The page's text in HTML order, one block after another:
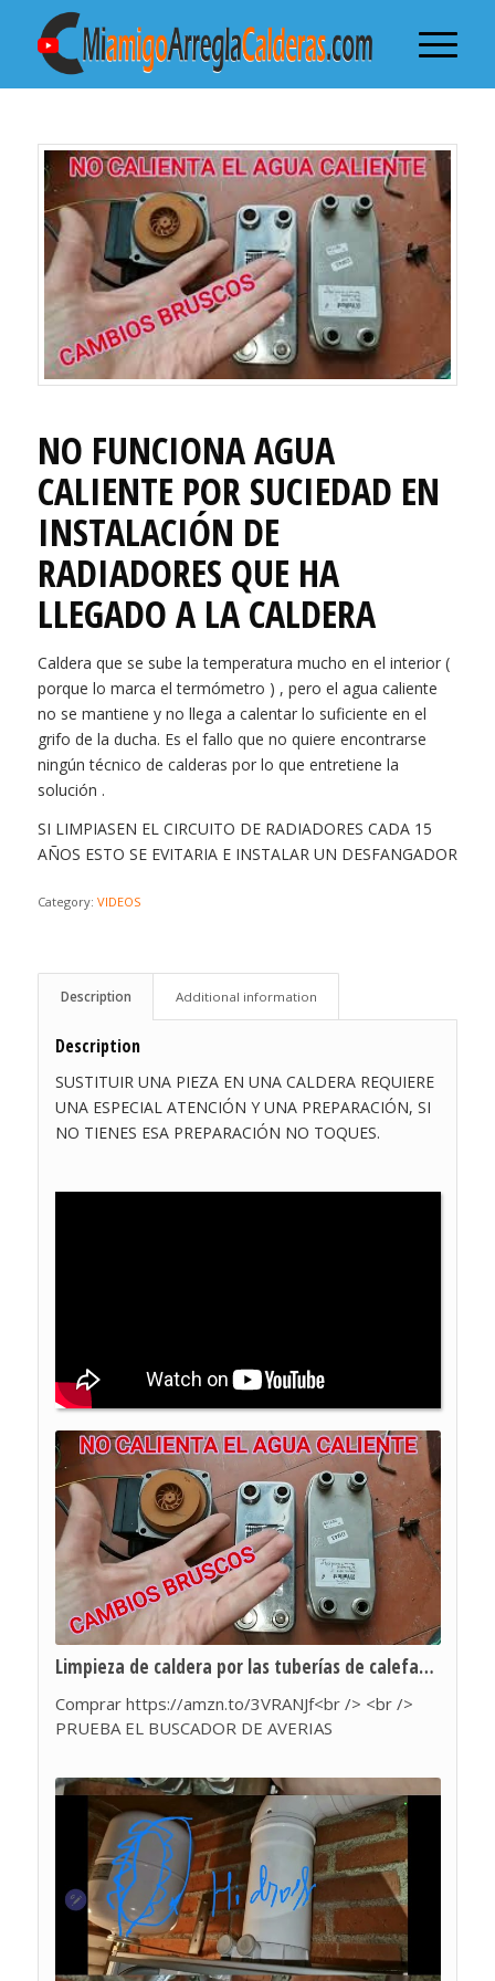
NO FUNCIONA AGUA
CALIENTE POR SUCIEDAD EN
INSTALACIÓN DE
RADIADORES QUE HA
LLEGADO A LA CALDERA
Caldera que se sube la temperatura mucho en el interior (
porque lo marca el termómetro ) , pero el agua caliente
no se mantiene y no llega a calentar lo suficiente en el
grifo de la ducha. Es el fallo que no quiere encontrarse
ningún técnico de calderas por lo que entretiene la
solución .
SI LIMPIASEN EL CIRCUITO DE RADIADORES CADA 15
AÑOS ESTO SE EVITARIA E INSTALAR UN DESFANGADOR
Category: VIDEOS
Description Additional information
Description
SUSTITUIR UNA PIEZA EN UNA CALDERA REQUIERE
UNA ESPECIAL ATENCIÓN Y UNA PREPARACIÓN, SI
NO TIENES ESA PREPARACIÓN NO TOQUES.
Limpieza de caldera por las tuberías de calefacción interior de radiadores , suciedad genera averia
Comprar https://amzn.to/3VRANJf<br /> <br />
PRUEBA EL BUSCADOR DE AVERIAS
/<br /> <br /> Caldera que se sube la temperatura
mucho en el interior ( porque lo marca el
termómetro ) , pero el agua caliente no se
mantiene y no llega a calentar lo suficiente en el
grifo de la ducha. <br /> Es el fallo que no quiere
encontrarse ningún técnico de calderas por lo que
entretiene la solución .<br /> SI LIMPIASEN EL
CIRCUITO DE RADIADORES CADA 15 AÑOS ESTO
SE EVITARIA<br /> E INSTALAR UN